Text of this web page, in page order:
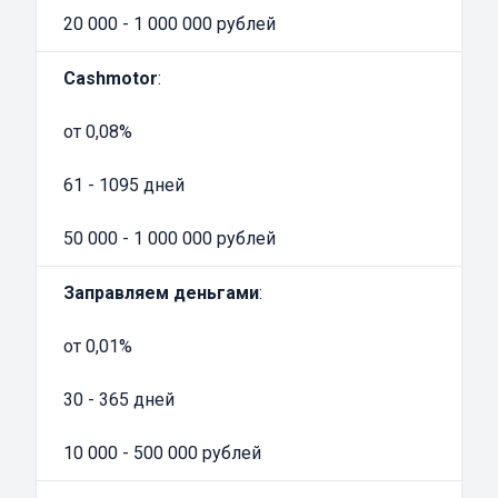
многих, займ в залог ПТС — это
финансового положения. Вы ничем не
с такими компаниями уже давно оценили их
многочисленные клиенты!
20 000 - 1 000 000 рублей
Cashmotor:
от 0,08%
61 - 1095 дней
50 000 - 1 000 000 рублей
Заправляем деньгами:
от 0,01%
30 - 365 дней
10 000 - 500 000 рублей